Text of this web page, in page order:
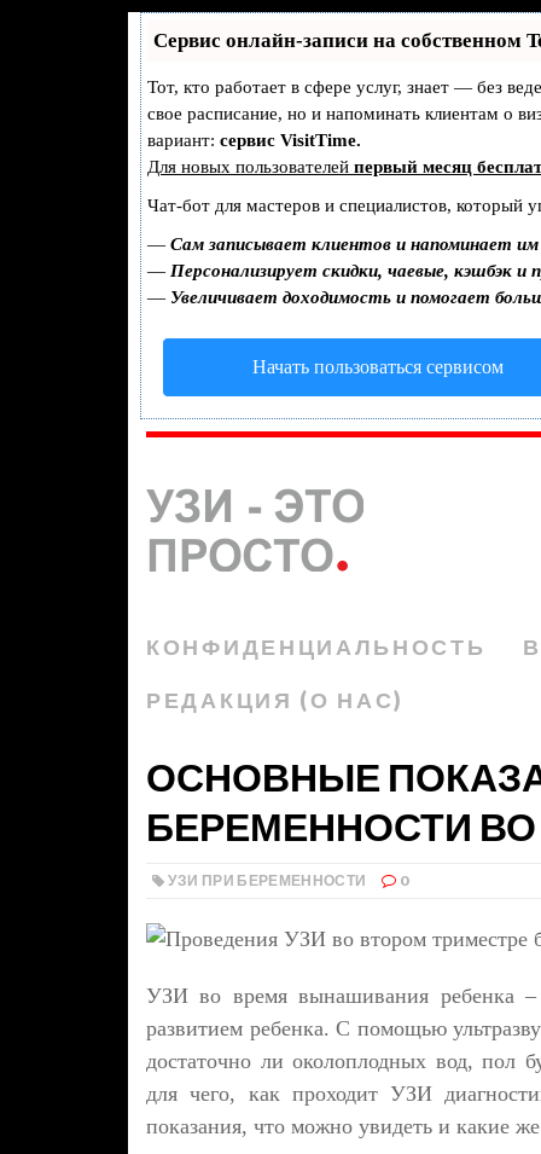
Сервис онлайн-записи на собственном
Тот, кто работает в сфере услуг, знает — без
свое расписание, но и напоминать клиентам о
вариант: сервис VisitTime.
Для новых пользователей первый месяц
Чат-бот для мастеров и специалистов, который
— Сам записывает клиентов и напоминает
— Персонализирует скидки, чаевые, кэшбэк и
— Увеличивает доходимость и помогает
Начать пользоваться сервисом
КОНФИДЕНЦИАЛЬНОСТЬ
РЕДАКЦИЯ (О НАС)
ОСНОВНЫЕ
БЕРЕМЕННОСТИ ВО
УЗИ ПРИ БЕРЕМЕННОСТИ 0
УЗИ во время вынашивания ребенка –
развитием ребенка. С помощью
достаточно ли околоплодных вод, пол
для чего, как проходит УЗИ
показания, что можно увидеть и какие